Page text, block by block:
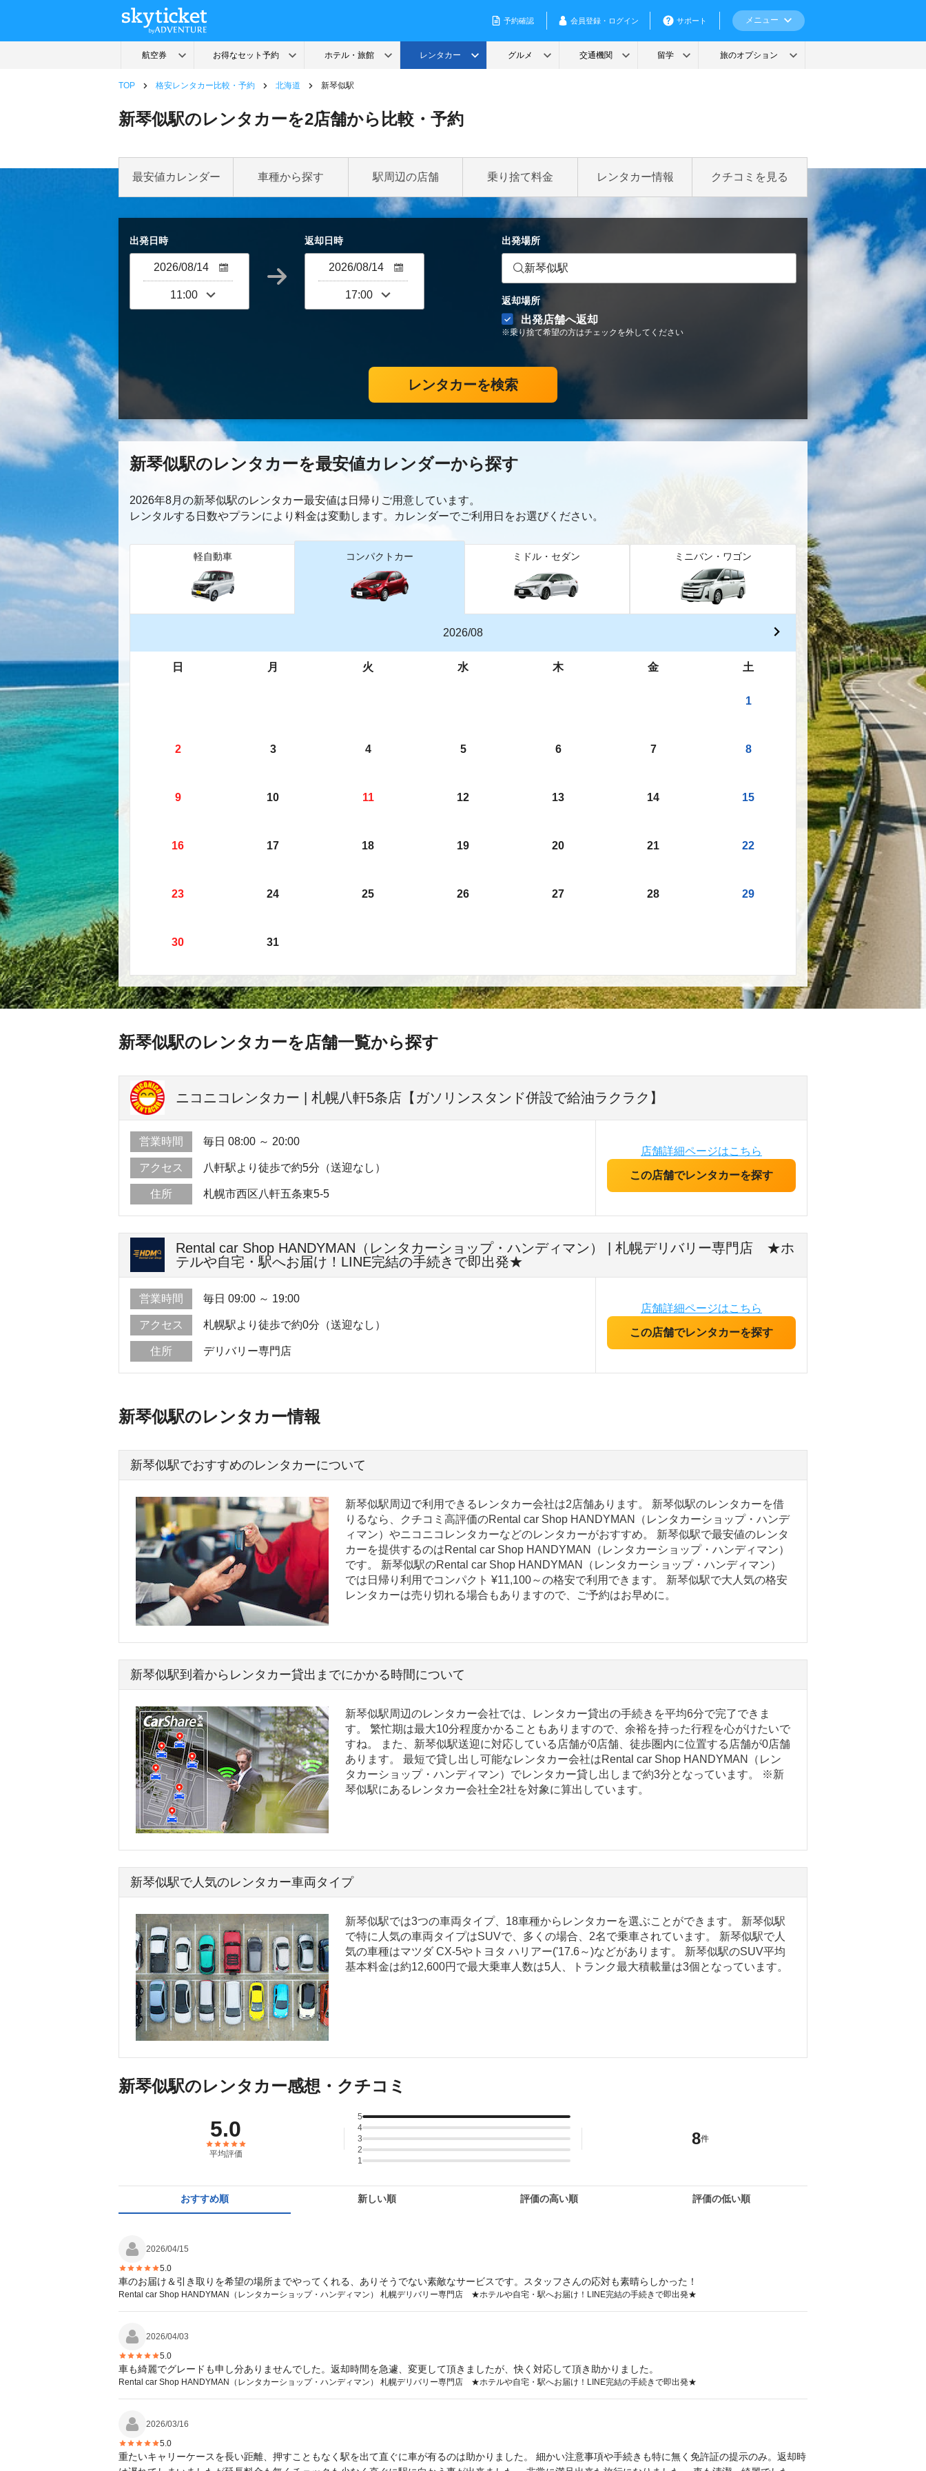
TOP 格安レンタカー比較・予約 北海道 新琴似駅
新琴似駅のレンタカーを2店舗から比較・予約
最安値カレンダー 車種から探す 駅周辺の店舗 乗り捨て料金 レンタカー情報 クチコミを見る
出発日時 返却日時 出発場所
新琴似駅
返却場所
出発店舗へ返却
※乗り捨て希望の方はチェックを外してください
レンタカーを検索
新琴似駅のレンタカーを最安値カレンダーから探す
2026年8月の新琴似駅のレンタカー最安値は日帰り ご用意しています。
レンタルする日数やプランにより料金は変動します。カレンダーでご利用日をお選びください。
軽自動車 コンパクトカー ミドル・セダン ミニバン・ワゴン
2026/08
日 月 火 水 木 金 土
1
2 3 4 5 6 7 8
9 10 11 12 13 14 15
16 17 18 19 20 21 22
23 24 25 26 27 28 29
30 31
新琴似駅のレンタカーを店舗一覧から探す
ニコニコレンタカー | 札幌八軒5条店【ガソリンスタンド併設で給油ラクラク】
営業時間 毎日 08:00 ～ 20:00
アクセス 八軒駅より徒歩で約5分（送迎なし）
住所 札幌市西区八軒五条東5-5
店舗詳細ページはこちら
この店舗でレンタカーを探す
Rental car Shop HANDYMAN（レンタカーショップ・ハンディマン） | 札幌デリバリー専門店 ★ホ
テルや自宅・駅へお届け！LINE完結の手続きで即出発★
営業時間 毎日 09:00 ～ 19:00
アクセス 札幌駅より徒歩で約0分（送迎なし）
住所 デリバリー専門店
店舗詳細ページはこちら
この店舗でレンタカーを探す
新琴似駅のレンタカー情報
新琴似駅でおすすめのレンタカーについて
新琴似駅周辺で利用できるレンタカー会社は2店舗あります。 新琴似駅のレンタカーを借
りるなら、クチコミ高評価のRental car Shop HANDYMAN（レンタカーショップ・ハンデ
ィマン）やニコニコレンタカーなどのレンタカーがおすすめ。 新琴似駅で最安値のレンタ
カーを提供するのはRental car Shop HANDYMAN（レンタカーショップ・ハンディマン）
です。 新琴似駅のRental car Shop HANDYMAN（レンタカーショップ・ハンディマン）
では日帰り利用でコンパクト ¥11,100～の格安で利用できます。 新琴似駅で大人気の格安
レンタカーは売り切れる場合もありますので、ご予約はお早めに。
新琴似駅到着からレンタカー貸出までにかかる時間について
新琴似駅周辺のレンタカー会社では、レンタカー貸出の手続きを平均6分で完了できま
す。 繁忙期は最大10分程度かかることもありますので、余裕を持った行程を心がけたいで
すね。 また、新琴似駅送迎に対応している店舗が0店舗、徒歩圏内に位置する店舗が0店舗
あります。 最短で貸し出し可能なレンタカー会社はRental car Shop HANDYMAN（レン
タカーショップ・ハンディマン）でレンタカー貸し出しまで約3分となっています。 ※新
琴似駅にあるレンタカー会社全2社を対象に算出しています。
新琴似駅で人気のレンタカー車両タイプ
新琴似駅では3つの車両タイプ、18車種からレンタカーを選ぶことができます。 新琴似駅
で特に人気の車両タイプはSUVで、多くの場合、2名で乗車されています。 新琴似駅で人
気の車種はマツダ CX-5やトヨタ ハリアー('17.6～)などがあります。 新琴似駅のSUV平均
基本料金は約12,600円で最大乗車人数は5人、トランク最大積載量は3個となっています。
新琴似駅のレンタカー感想・クチコミ
5.0
平均評価
5
4
3
2
1
8件
おすすめ順 新しい順 評価の高い順 評価の低い順
2026/04/15
5.0
車のお届け＆引き取りを希望の場所までやってくれる、ありそうでない素敵なサービスです。スタッフさんの応対も素晴らしかった！
Rental car Shop HANDYMAN（レンタカーショップ・ハンディマン） 札幌デリバリー専門店 ★ホテルや自宅・駅へお届け！LINE完結の手続きで即出発★
2026/04/03
5.0
車も綺麗でグレードも申し分ありませんでした。返却時間を急遽、変更して頂きましたが、快く対応して頂き助かりました。
Rental car Shop HANDYMAN（レンタカーショップ・ハンディマン） 札幌デリバリー専門店 ★ホテルや自宅・駅へお届け！LINE完結の手続きで即出発★
2026/03/16
5.0
重たいキャリーケースを長い距離、押すこともなく駅を出て直ぐに車が有るのは助かりました。 細かい注意事項や手続きも特に無く免許証の提示のみ。返却時